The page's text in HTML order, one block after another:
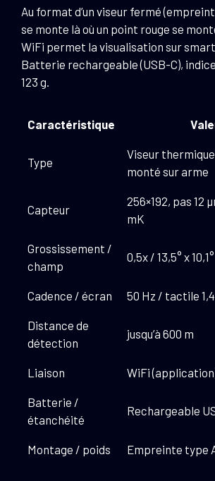
Au format d’un viseur fermé
se monte là où un point rouge se
WiFi permet la visualisation sur
Batterie rechargeable (USB-C),
123 g.
Caractéristique
Type
Viseur
monté sur arme
Capteur
256×192, pas 12
mK
Grossissement /
champ
0,5x / 13,5° x 10,1°
Cadence / écran 50 Hz / tactile
Distance de
détection
jusqu’à 600 m
Liaison WiFi
Batterie /
étanchéité
Rechargeable
Montage / poids Empreinte type